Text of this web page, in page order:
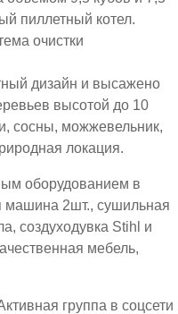
пиллетный котел.
очистки
дизайн и высажено
высотой до 10
сосны, можжевельник,
локация.
оборудованием в
машина 2шт., сушильная
создуходувка Stihl и
мебель,
группа в соцсети